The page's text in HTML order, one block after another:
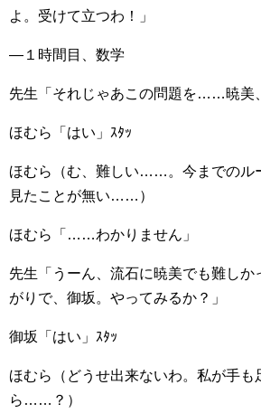
よ。受けて立つわ！」
―１時間目、数学
先生「それじゃあこの問題を……暁美
ほむら「はい」ｽﾀｯ
ほむら（む、難しい……。今までのル
見たことが無い……）
ほむら「……わかりません」
先生「うーん、流石に暁美でも難しか
がりで、御坂。やってみるか？」
御坂「はい」ｽﾀｯ
ほむら（どうせ出来ないわ。私が手
ら……？）